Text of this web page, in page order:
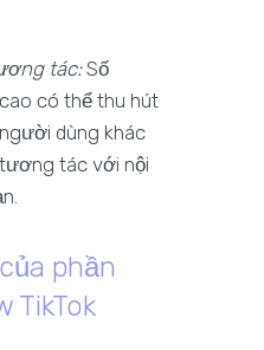
tác:Số
có thể thu hút
dùng khác
tác với nội
phần
TikTok